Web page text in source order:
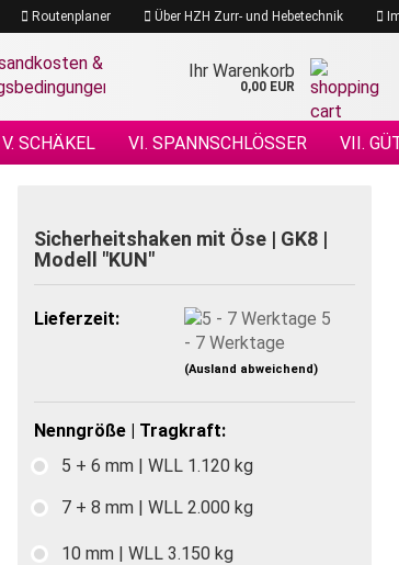
Routenplaner Über HZH Zurr- und Hebetechnik
Ihr Warenkorb
0,00 EUR
V. SCHÄKEL VI. SPANNSCHLÖSSER VII.
XVIII. HÖHENSICHERHEIT
Sicherheitshaken mit Öse | GK8 |
Modell "KUN"
Lieferzeit:
5
- 7 Werktage
(Ausland abweichend)
Nenngröße | Tragkraft:
5 + 6 mm | WLL 1.120 kg
7 + 8 mm | WLL 2.000 kg
10 mm | WLL 3.150 kg